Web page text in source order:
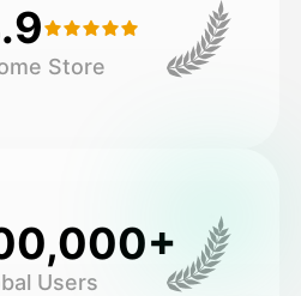
Store
Users